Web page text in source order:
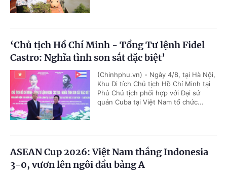
‘Chủ tịch Hồ Chí Minh - Tổng Tư lệnh Fidel
Castro: Nghĩa tình son sắt đặc biệt’
(Chinhphu.vn) - Ngày 4/8, tại Hà Nội,
Khu Di tích Chủ tịch Hồ Chí Minh tại
Phủ Chủ tịch phối hợp với Đại sứ
quán Cuba tại Việt Nam tổ chức...
ASEAN Cup 2026: Việt Nam thắng Indonesia
3-0, vươn lên ngôi đầu bảng A